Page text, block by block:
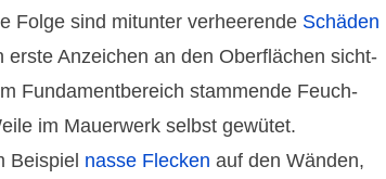
Folge sind mitunter verhee­rende Schäden
erste Anzeichen an den Ober­flächen sicht­
Funda­ment­bereich stam­mende Feuch­
im Mauer­werk selbst gewütet.
Beispiel nasse Flecken auf den Wänden,